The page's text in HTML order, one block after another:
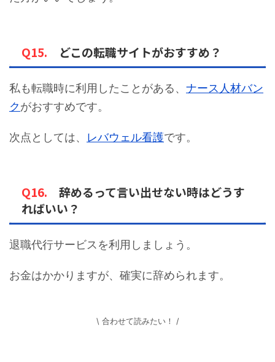
Q15. どこの転職サイトがおすすめ？
私も転職時に利用したことがある、 ナース人材バン
クがおすすめです。
次点としては、 レバウェル看護です。
Q16. 辞めるって言い出せない時はどうす
ればいい？
退職代行サービスを利用しましょう。
お金はかかりますが、確実に辞められます。
\ 合わせて読みたい！ /